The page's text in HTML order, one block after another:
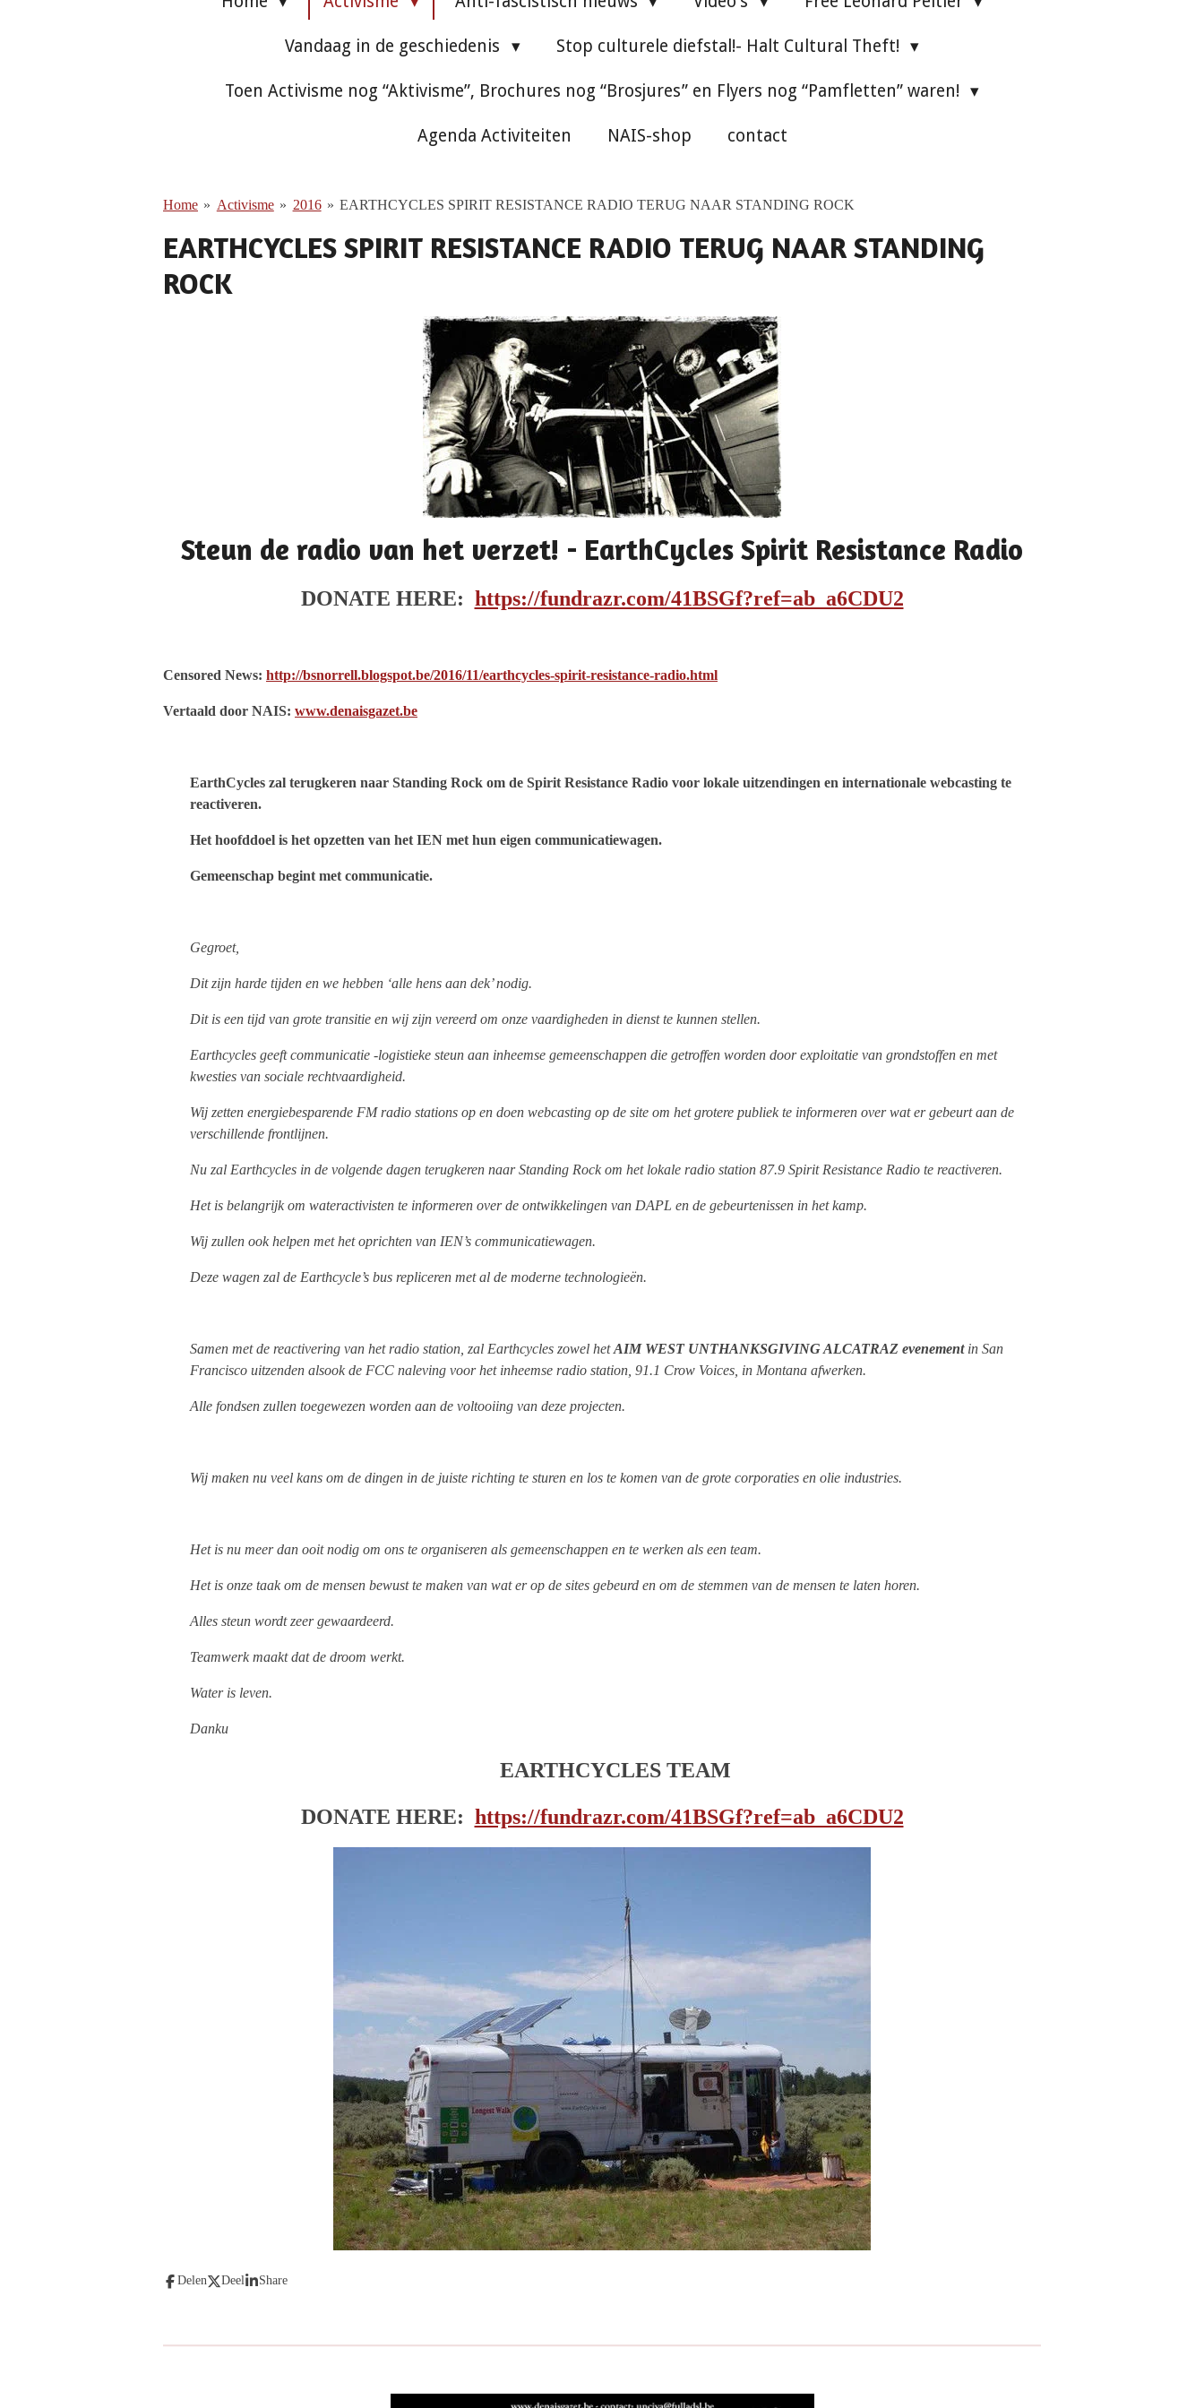
Vandaag in de geschiedenis Stop culturele diefstal!- Halt Cultural Theft!
Toen Activisme nog “Aktivisme”, Brochures nog “Brosjures” en Flyers nog “Pamfletten” waren!
Agenda Activiteiten NAIS-shop contact
Home » Activisme » 2016 » EARTHCYCLES SPIRIT RESISTANCE RADIO TERUG NAAR STANDING ROCK
EARTHCYCLES SPIRIT RESISTANCE RADIO TERUG NAAR STANDING
ROCK
Steun de radio van het verzet! - EarthCycles Spirit Resistance Radio
DONATE HERE: https://fundrazr.com/41BSGf?ref=ab_a6CDU2
Censored News: http://bsnorrell.blogspot.be/2016/11/earthcycles-spirit-resistance-radio.html
Vertaald door NAIS: www.denaisgazet.be
EarthCycles zal terugkeren naar Standing Rock om de Spirit Resistance Radio voor lokale uitzendingen en internationale webcasting te
reactiveren.
Het hoofddoel is het opzetten van het IEN met hun eigen communicatiewagen.
Gemeenschap begint met communicatie.
Gegroet,
Dit zijn harde tijden en we hebben ‘alle hens aan dek’ nodig.
Dit is een tijd van grote transitie en wij zijn vereerd om onze vaardigheden in dienst te kunnen stellen.
Earthcycles geeft communicatie -logistieke steun aan inheemse gemeenschappen die getroffen worden door exploitatie van grondstoffen en met
kwesties van sociale rechtvaardigheid.
Wij zetten energiebesparende FM radio stations op en doen webcasting op de site om het grotere publiek te informeren over wat er gebeurt aan de
verschillende frontlijnen.
Nu zal Earthcycles in de volgende dagen terugkeren naar Standing Rock om het lokale radio station 87.9 Spirit Resistance Radio te reactiveren.
Het is belangrijk om wateractivisten te informeren over de ontwikkelingen van DAPL en de gebeurtenissen in het kamp.
Wij zullen ook helpen met het oprichten van IEN’s communicatiewagen.
Deze wagen zal de Earthcycle’s bus repliceren met al de moderne technologieën.
Samen met de reactivering van het radio station, zal Earthcycles zowel hetAIM WEST UNTHANKSGIVING ALCATRAZ evenementin San
Francisco uitzenden alsook de FCC naleving voor het inheemse radio station, 91.1 Crow Voices, in Montana afwerken.
Alle fondsen zullen toegewezen worden aan de voltooiing van deze projecten.
Wij maken nu veel kans om de dingen in de juiste richting te sturen en los te komen van de grote corporaties en olie industries.
Het is nu meer dan ooit nodig om ons te organiseren als gemeenschappen en te werken als een team.
Het is onze taak om de mensen bewust te maken van wat er op de sites gebeurd en om de stemmen van de mensen te laten horen.
Alles steun wordt zeer gewaardeerd.
Teamwerk maakt dat de droom werkt.
Water is leven.
Danku
EARTHCYCLES TEAM
DONATE HERE: https://fundrazr.com/41BSGf?ref=ab_a6CDU2
Delen Deel Share